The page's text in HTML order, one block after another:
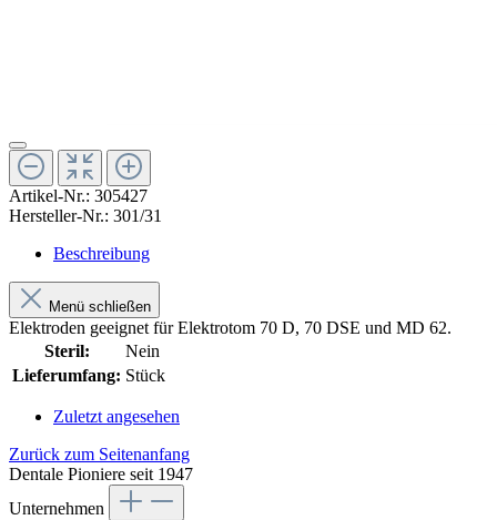
Artikel-Nr.: 305427
Hersteller-Nr.: 301/31
Beschreibung
Menü schließen
Elektroden geeignet für Elektrotom 70 D, 70 DSE und MD 62.
Steril:
Nein
Lieferumfang: Stück
Zuletzt angesehen
Zurück zum Seitenanfang
Dentale Pioniere seit 1947
Unternehmen